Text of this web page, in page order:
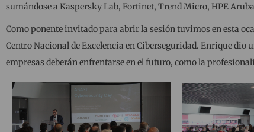
sumándose a Kaspersky Lab, Fortinet, Trend Micro, HPE
Como ponente invitado para abrir la sesión tuvimos en esta
Centro Nacional de Excelencia en Ciberseguridad. Enrique
empresas deberán enfrentarse en el futuro, como la